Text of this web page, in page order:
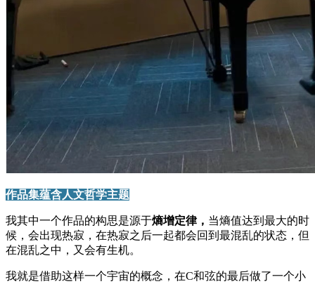
作品集蕴含人文哲学主题
我其中一个作品的构思是源于熵增定律， 当熵值达到最大的时
候，会出现热寂，在热寂之后一起都会回到最混乱的状态，但
在混乱之中，又会有生机。
我就是借助这样一个宇宙的概念，在C和弦的最后做了一个小